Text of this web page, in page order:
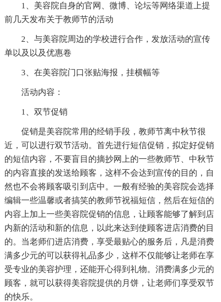
1、美容院自身的官网、微博、论坛等网络渠道上提
前几天发布关于教师节的活动
2、与美容院周边的学校进行合作，发放活动的宣传
单以及以及优惠卷
3、在美容院门口张贴海报，挂横幅等
活动内容：
1、双节促销
促销是美容院常用的经销手段，教师节离中秋节很
近，可以进行双节活动。首先进行短信促销，拟定好促销
的短信内容，不要盲目的摘抄网上的一些教师节、中秋节
的内容直接的发送给顾客，这样不会达到宣传的目的，自
然也不会将顾客吸引到店中。一般有经验的美容院会选择
编辑一些温馨或者搞笑的教师节祝福短信，然后在短信的
内容上加上一些美容院促销的信息，让顾客能够了解到店
内新的活动和新的信息，以此来达到使顾客进店消费的目
的。当老师们进店消费，享受最贴心的服务后，凡是消费
满多少元的可以获得礼品多少，这样不仅能够让老师在享
受专业的美容护理，还能开心得到礼物。消费满多少元的
顾客，就可以获得美容院提供的月饼，让老师们享受双节
的快乐。